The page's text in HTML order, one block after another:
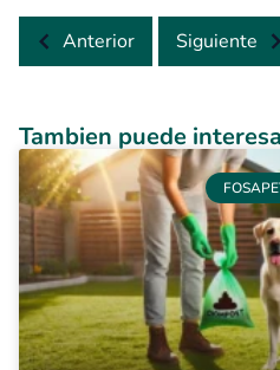
Anterior Siguiente
Tambien puede